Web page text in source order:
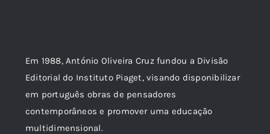
Em 1988, António Oliveira Cruz fundou a Divisão
Editorial do Instituto Piaget, visando disponibilizar
em português obras de pensadores
contemporâneos e promover uma educação
multidimensional.